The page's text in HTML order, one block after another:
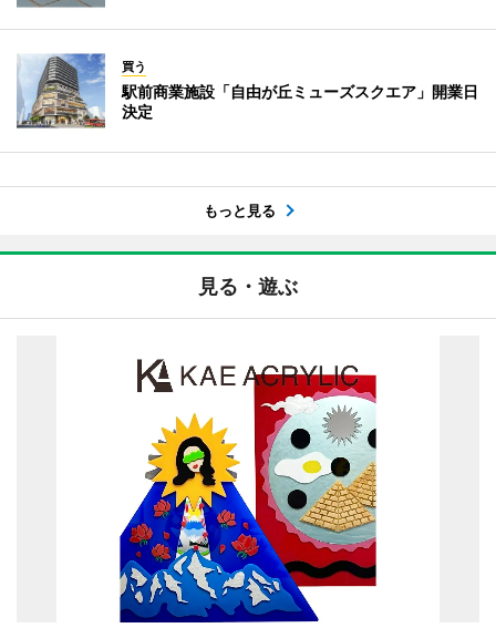
買う
駅前商業施設「自由が丘ミューズスクエア」開業日
決定
もっと見る
見る・遊ぶ